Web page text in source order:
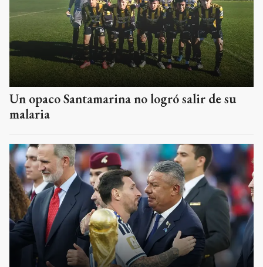
Un opaco Santamarina no logró salir de su
malaria